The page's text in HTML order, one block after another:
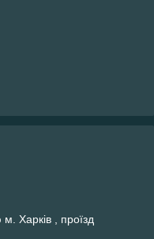
Харків , проїзд